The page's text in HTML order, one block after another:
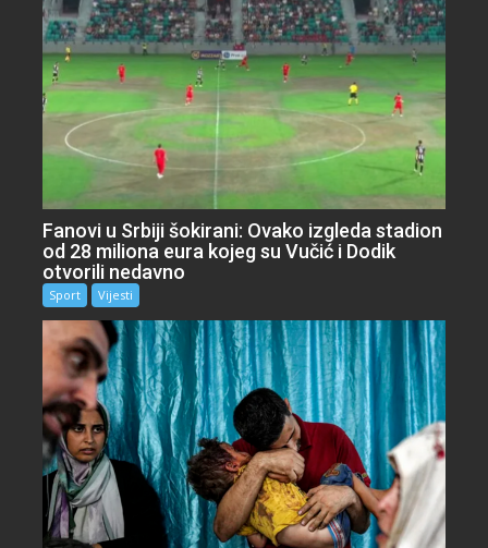
Fanovi u Srbiji šokirani: Ovako izgleda stadion
od 28 miliona eura kojeg su Vučić i Dodik
otvorili nedavno
Sport Vijesti